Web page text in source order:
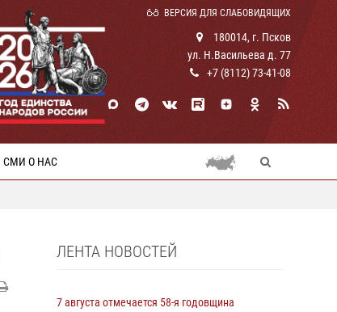
ВЕРСИЯ ДЛЯ СЛАБОВИДЯЩИХ
180014, г. Псков
ул. Н.Васильева д. 77
+7 (8112) 73-41-08
СМИ О НАС
ЛЕНТА НОВОСТЕЙ
7 августа отмечается 58-я годовщина